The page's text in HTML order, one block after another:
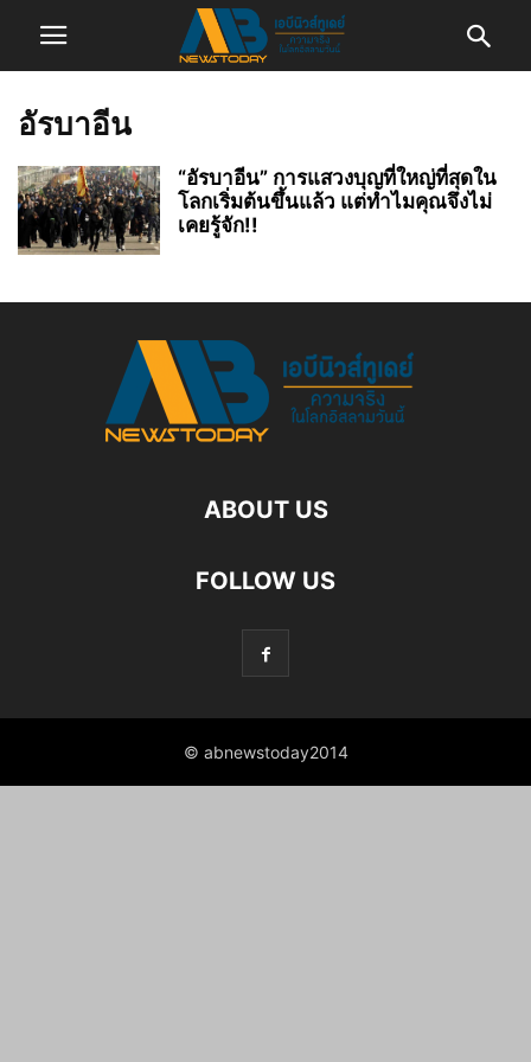
อัรบาอีน
“อัรบาอีน” การแสวงบุญที่ใหญ่ที่สุดใน
โลกเริ่มต้นขึ้นแล้ว แต่ทำไมคุณจึงไม่
เคยรู้จัก!!
ABOUT US
FOLLOW US
© abnewstoday2014